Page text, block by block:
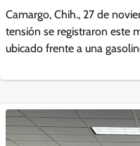
Camargo, Chih., 27 de
tensión se registraron este
ubicado frente a una